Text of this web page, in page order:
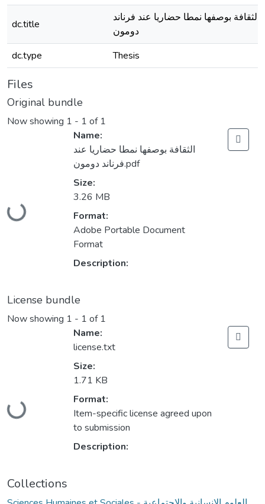
dc.title
الثقافة بوصفها نمطا حضاريا عند فرناند
دومون
dc.type
Thesis
Files
Original bundle
Now showing 1 - 1 of 1
Name:
الثقافة بوصفها نمطا حضاريا عند
فرناند دومون.pdf
Size:
3.26 MB
Format:
Adobe Portable Document
Format
Description:
License bundle
Now showing 1 - 1 of 1
Name:
license.txt
Size:
1.71 KB
Format:
Item-specific license agreed upon
to submission
Description:
Collections